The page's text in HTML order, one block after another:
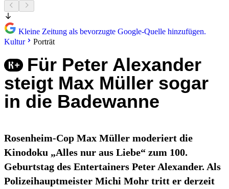
Kleine Zeitung als bevorzugte Google-Quelle hinzufügen.
Kultur
Porträt
Für Peter Alexander
steigt Max Müller sogar
in die Badewanne
Rosenheim-Cop Max Müller moderiert die
Kinodoku „Alles nur aus Liebe“ zum 100.
Geburtstag des Entertainers Peter Alexander. Als
Polizeihauptmeister Michi Mohr tritt er derzeit